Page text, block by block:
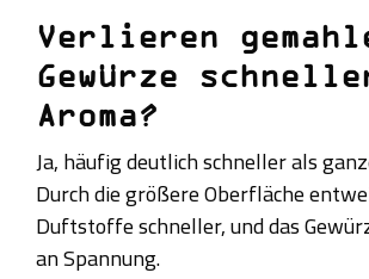
Verlieren
Gewürze
Aroma?
Ja, häufig deutlich schneller als
Durch die größere Oberfläche
Duftstoffe schneller, und das
an Spannung.